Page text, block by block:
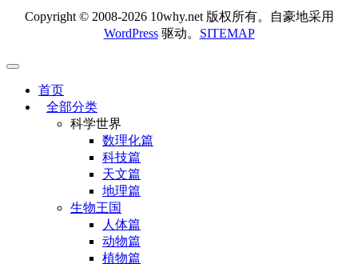
Copyright © 2008-2026 10why.net 版权所有。自豪地采用
WordPress驱动。 SITEMAP
首页
全部分类
科学世界
数理化篇
科技篇
天文篇
地理篇
生物王国
人体篇
动物篇
植物篇